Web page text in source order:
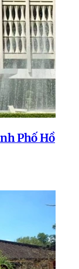
Phố Hồ